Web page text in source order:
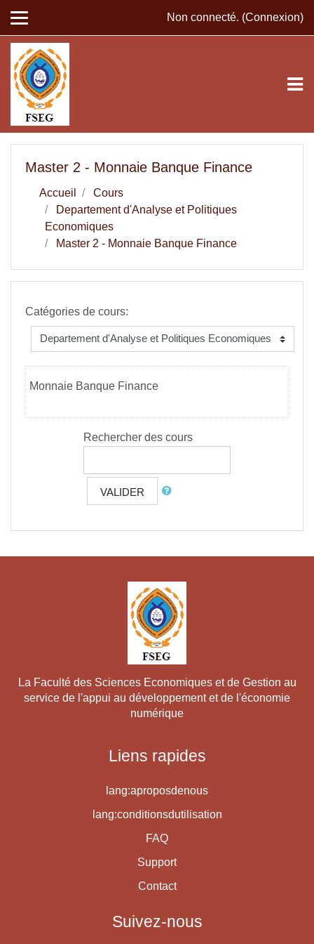
Non connecté. (Connexion)
Master 2 - Monnaie Banque Finance
Accueil
Cours
Departement d'Analyse et Politiques
Economiques
Master 2 - Monnaie Banque Finance
Catégories de cours:
Monnaie Banque Finance
Rechercher des cours
VALIDER
La Faculté des Sciences Economiques et de Gestion au
service de l'appui au développement et de l'économie
numérique
Liens rapides
lang:aproposdenous
lang:conditionsdutilisation
FAQ
Support
Contact
Suivez-nous